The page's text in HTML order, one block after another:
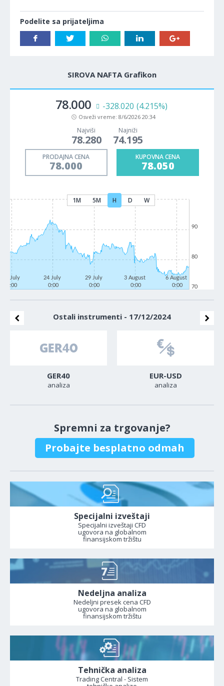
Podelite sa prijateljima
SIROVA NAFTA Grafikon
78.000 -328.020 (4.215%)
Osveži vreme: 8/6/2026 20:34
Najviši
78.280
Najniži
74.195
PRODAJNA CENA
78.000
KUPOVNA CENA
78.050
1M 5M H D W
21 July
0:00
24 July
0:00
29 July
0:00
3 August
0:00
6 August
0:00
70
80
90
Ostali instrumenti - 17/12/2024
GER40
analiza
EUR-USD
analiza
Spremni za trgovanje?
Probajte besplatno odmah
Specijalni izveštaji
Specijalni izveštaji CFD
ugovora na globalnom
finansijskom tržištu
Nedeljna analiza
Nedeljni presek cena CFD
ugovora na globalnom
finansijskom tržištu
Tehnička analiza
Trading Central - Sistem